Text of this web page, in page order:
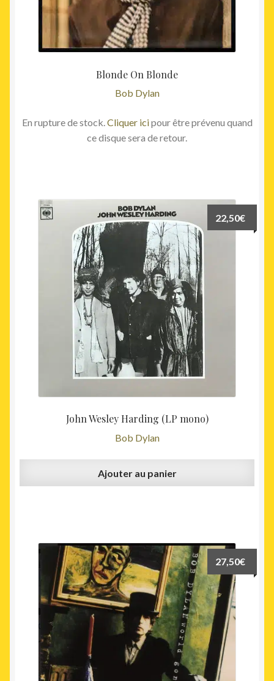
Blonde On Blonde
Bob Dylan
En rupture de stock. Cliquer icipour être prévenu quand
ce disque sera de retour.
John Wesley Harding (LP mono)
Bob Dylan
22,50€
Ajouter au panier
27,50€